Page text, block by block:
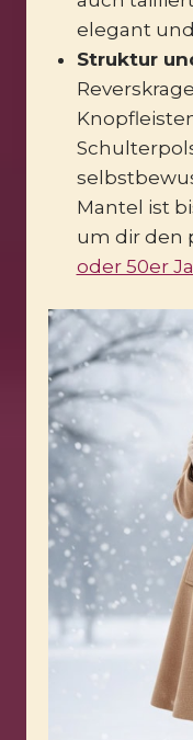
elegant
Struktur
Mantel ist
um dir den
oder 50er